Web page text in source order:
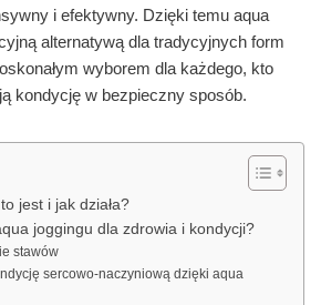
i efektywny. Dzięki temu aqua
alternatywą dla tradycyjnych form
wyborem dla każdego, kto
kondycję w bezpieczny sposób.
jest i jak działa?
joggingu dla zdrowia i kondycji?
stawów
sercowo-naczyniową dzięki aqua